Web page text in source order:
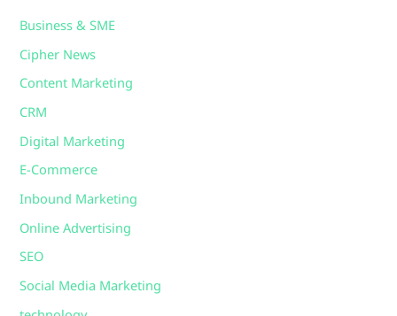
Business & SME
Cipher News
Content Marketing
CRM
Digital Marketing
E-Commerce
Inbound Marketing
Online Advertising
SEO
Social Media Marketing